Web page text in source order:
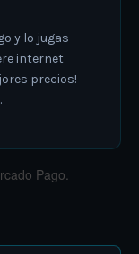
y lo jugas
internet
precios!
Pago.